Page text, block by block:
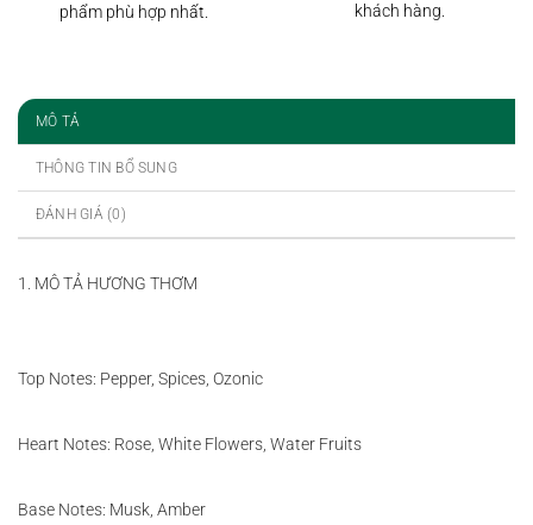
phẩm phù hợp nhất.
khách hàng.
MÔ TẢ
THÔNG TIN BỔ SUNG
ĐÁNH GIÁ (0)
1. MÔ TẢ HƯƠNG THƠM
Top Notes: Pepper, Spices, Ozonic
Heart Notes: Rose, White Flowers, Water Fruits
Base Notes: Musk, Amber